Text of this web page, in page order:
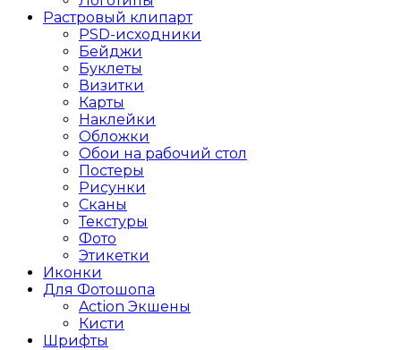
Растровый клипарт
PSD-исходники
Бейджи
Буклеты
Визитки
Карты
Наклейки
Обложки
Обои на рабочий стол
Постеры
Рисунки
Сканы
Текстуры
Фото
Этикетки
Иконки
Для Фотошопа
Action Экшены
Кисти
Шрифты